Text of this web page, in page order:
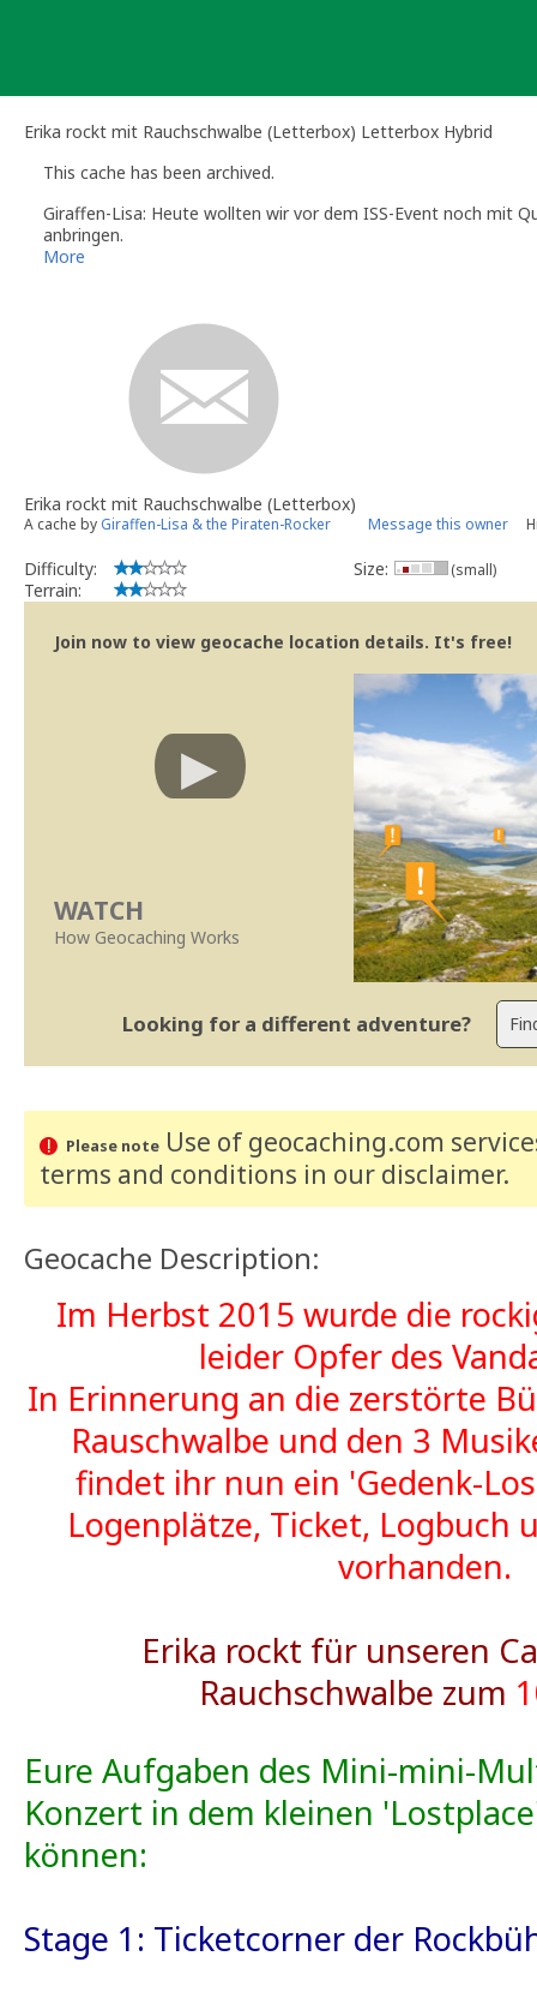
Erika rockt mit Rauchschwalbe (Letterbox) Letterbox Hybrid
This cache has been archived.
Giraffen-Lisa: Heute wollten wir vor dem ISS-Event noch mit
anbringen.
Großes Entsetzen 😳 über diesen üblen Vandalismus!
Lostplace sehr am Herzen. Ein wunderschöner Cache, der für
Danke für sehr schönen Logs, die wir all die vielen Jahre
Traurige und schmerzvolle Abschiedsgrüße
Giraffen-Lisa & die Piratenrocker 🏴‍☠️
More
Erika rockt mit Rauchschwalbe (Letterbox)
A cache by Giraffen-Lisa & the Piraten-Rocker Message this owner
Difficulty:
Terrain:
Size: (small)
Join now to view geocache location details. It's free!
WATCH
How Geocaching Works
Looking for a different adventure?
Please noteUse of geocaching.com
terms and conditions in our disclaimer.
Geocache Description:
Im Herbst 2015 wurde die
leider Opfer des
In Erinnerung an die zerstörte
Rauschwalbe und den 3
findet ihr nun ein 'Gedenk-
Logenplätze, Ticket, Logbuch
vorhanden.
Erika rockt für unseren
Rauchschwalbe zum
Eure Aufgaben des Mini-mini-
Konzert in dem kleinen
können:
Stage 1: Ticketcorner der